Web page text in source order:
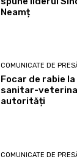
Neamț
COMUNICATE DE
Focar de rabie
sanitar-
autorități
COMUNICATE DE